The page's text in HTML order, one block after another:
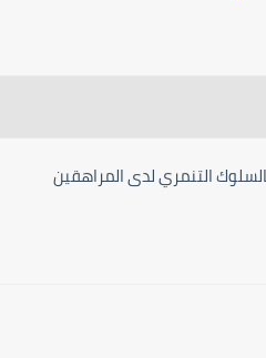
التنمري لدى المراهقين